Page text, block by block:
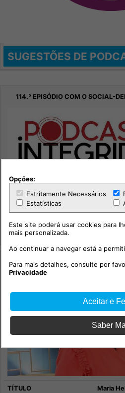
SUGESTÕES DE
114.º episódio com o
Maria
Opções:
Estritamente Necessários
Estatísticas
Este site poderá usar cookies para
mais personalizada.
Ao continuar a navegar está a
Para mais detalhes, consulte por
Privacidade
Aceitar e
Saber